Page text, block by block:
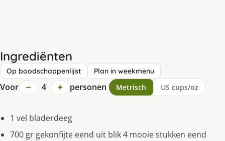
Ingrediënten
Op boodschappenlijst Plan in weekmenu
Voor − 4 + personen Metrisch US cups/oz
1 vel bladerdeeg
700 gr gekonfijte eend uit blik 4 mooie stukken eend